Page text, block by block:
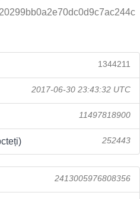
1344211
2017-06-30 23:43:32 UTC
11497818900
252443
2413005976808356